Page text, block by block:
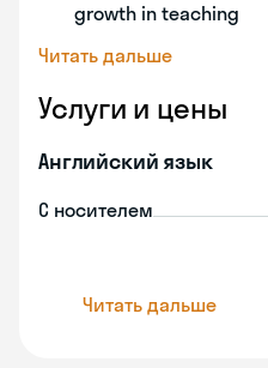
growth in teaching
Читать дальше
Услуги и цены
Английский язык
С носителем
Читать дальше